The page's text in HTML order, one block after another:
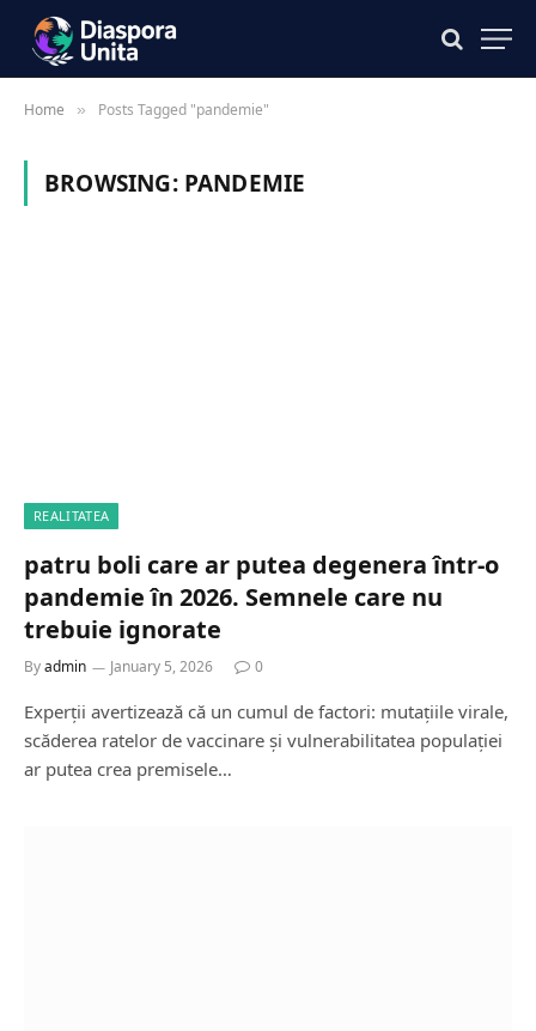
Home » Posts Tagged "pandemie"
BROWSING: PANDEMIE
REALITATEA
patru boli care ar putea degenera într-o
pandemie în 2026. Semnele care nu
trebuie ignorate
Byadmin January 5, 2026 0
Experții avertizează că un cumul de factori: mutațiile virale,
scăderea ratelor de vaccinare și vulnerabilitatea populației
ar putea crea premisele…